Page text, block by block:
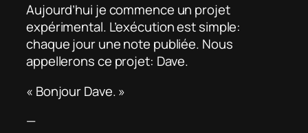
Aujourd’hui je commence un projet
expérimental. L’exécution est simple:
chaque jour une note publiée. Nous
appellerons ce projet: Dave.
« Bonjour Dave. »
—